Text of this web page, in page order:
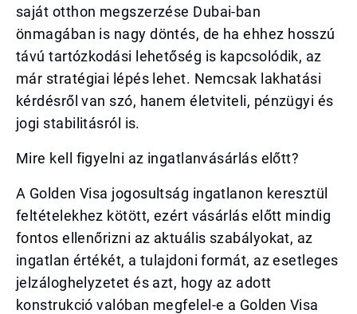
saját otthon megszerzése Dubai-ban
önmagában is nagy döntés, de ha ehhez hosszú
távú tartózkodási lehetőség is kapcsolódik, az
már stratégiai lépés lehet. Nemcsak lakhatási
kérdésről van szó, hanem életviteli, pénzügyi és
jogi stabilitásról is.
Mire kell figyelni az ingatlanvásárlás előtt?
A Golden Visa jogosultság ingatlanon keresztül
feltételekhez kötött, ezért vásárlás előtt mindig
fontos ellenőrizni az aktuális szabályokat, az
ingatlan értékét, a tulajdoni formát, az esetleges
jelzáloghelyzetet és azt, hogy az adott
konstrukció valóban megfelel-e a Golden Visa